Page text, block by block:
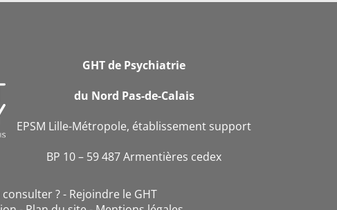
GHT de Psychiatrie
du Nord Pas-de-Calais
EPSM Lille-Métropole, établissement support
BP 10 – 59 487 Armentières cedex
consulter ?
Rejoindre le GHT